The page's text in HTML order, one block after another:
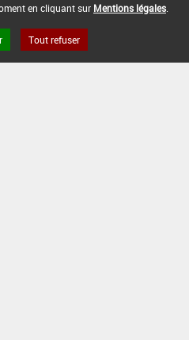
:
en cliquant sur Mentions légales
Tout refuser